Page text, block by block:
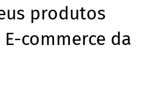
produtos
commerce da